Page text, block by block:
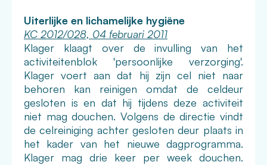
Uiterlijke en lichamelijke hygiëne
KC 2012/028, 04 februari 2011
Klager klaagt over de invulling van het
activiteitenblok 'persoonlijke verzorging'.
Klager voert aan dat hij zijn cel niet naar
behoren kan reinigen omdat de celdeur
gesloten is en dat hij tijdens deze activiteit
niet mag douchen. Volgens de directie vindt
de celreiniging achter gesloten deur plaats in
het kader van het nieuwe dagprogramma.
Klager mag drie keer per week douchen.